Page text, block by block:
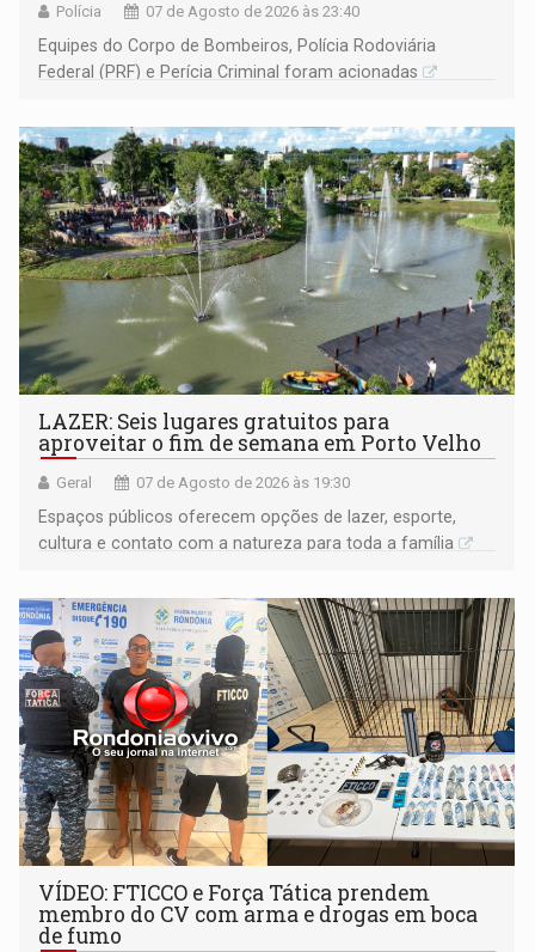
Polícia 07 de Agosto de 2026 às 23:40
Equipes do Corpo de Bombeiros, Polícia Rodoviária
Federal (PRF) e Perícia Criminal foram acionadas
LAZER: Seis lugares gratuitos para
aproveitar o fim de semana em Porto Velho
Geral 07 de Agosto de 2026 às 19:30
Espaços públicos oferecem opções de lazer, esporte,
cultura e contato com a natureza para toda a família
VÍDEO: FTICCO e Força Tática prendem
membro do CV com arma e drogas em boca
de fumo